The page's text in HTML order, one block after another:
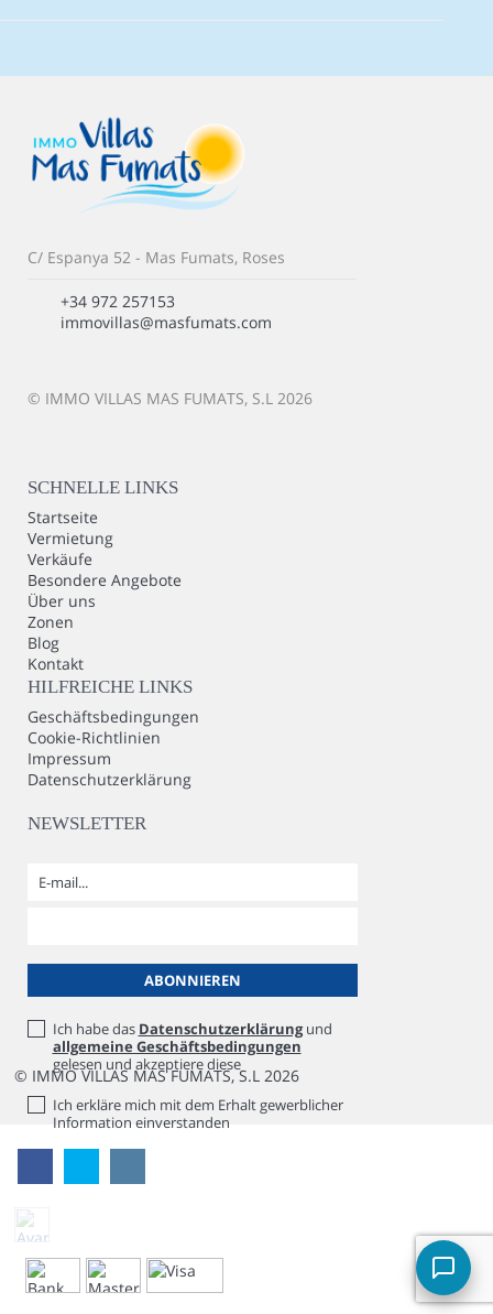
C/ Espanya 52 - Mas Fumats, Roses
+34 972 257153
immovillas@masfumats.com
© IMMO VILLAS MAS FUMATS, S.L 2026
SCHNELLE LINKS
Startseite
Vermietung
Verkäufe
Besondere Angebote
Über uns
Zonen
Blog
Kontakt
HILFREICHE LINKS
Geschäftsbedingungen
Cookie-Richtlinien
Impressum
Datenschutzerklärung
NEWSLETTER
Ich habe das Datenschutzerklärungund
allgemeine Geschäftsbedingungen
gelesen und akzeptiere diese
Ich erkläre mich mit dem Erhalt gewerblicher
Information einverstanden
© IMMO VILLAS MAS FUMATS, S.L 2026